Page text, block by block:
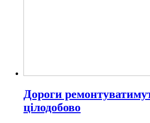
Дороги
цілодобово